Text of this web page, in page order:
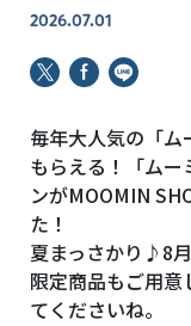
2026.07.01
毎年大人気の「
もらえる！「ムー
ンがMOOMIN
た！
夏まっさかり♪8
限定商品もご用意
てくださいね。